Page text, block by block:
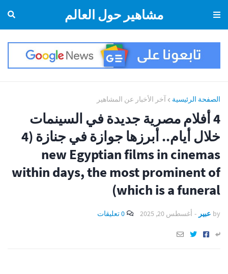
مشاهير حول العالم
الصفحة الرئيسية آخر الأخبار عن المشاهير
4 أفلام مصرية جديدة في السينمات
خلال أيام.. أبرزها جوازة في جنازة (4
new Egyptian films in cinemas
within days, the most prominent of
which is a funeral)
by عبير - أغسطس 20, 2025 0 تعليقات